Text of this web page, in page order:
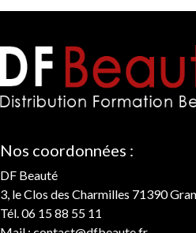
Nos coordonnées :
DF Beauté
3, le Clos des Charmilles 71390
Tél. 06 15 88 55 11